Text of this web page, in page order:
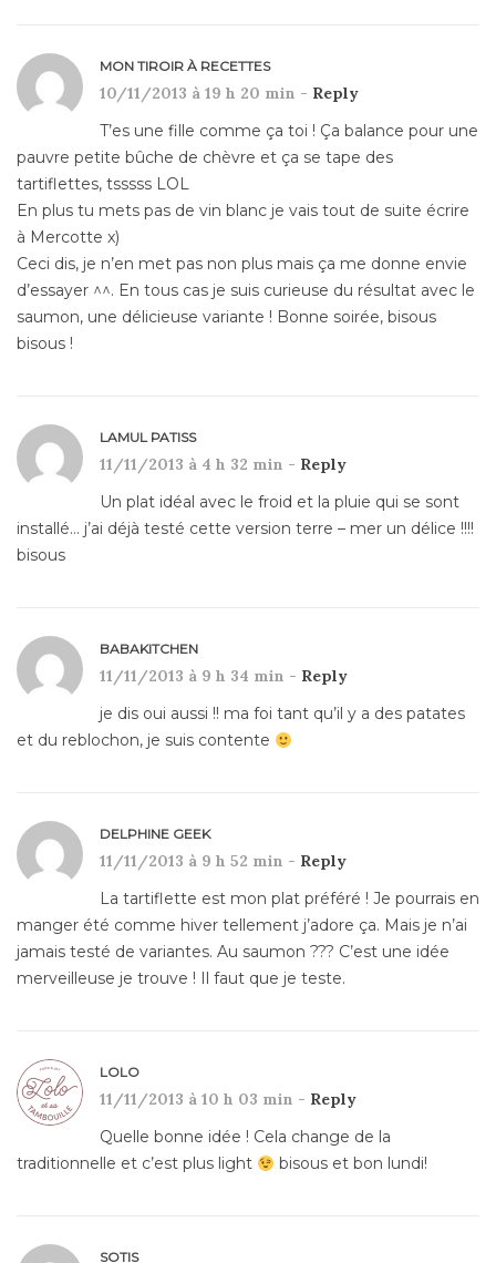
MON TIROIR À RECETTES
10/11/2013 à 19 h 20 min - Reply
T’es une fille comme ça toi ! Ça balance pour une
pauvre petite bûche de chèvre et ça se tape des
tartiflettes, tsssss LOL
En plus tu mets pas de vin blanc je vais tout de suite écrire
à Mercotte x)
Ceci dis, je n’en met pas non plus mais ça me donne envie
d’essayer ^^. En tous cas je suis curieuse du résultat avec le
saumon, une délicieuse variante ! Bonne soirée, bisous
bisous !
LAMUL PATISS
11/11/2013 à 4 h 32 min - Reply
Un plat idéal avec le froid et la pluie qui se sont
installé… j’ai déjà testé cette version terre – mer un délice !!!!
bisous
BABAKITCHEN
11/11/2013 à 9 h 34 min - Reply
je dis oui aussi !! ma foi tant qu’il y a des patates
et du reblochon, je suis contente
DELPHINE GEEK
11/11/2013 à 9 h 52 min - Reply
La tartiflette est mon plat préféré ! Je pourrais en
manger été comme hiver tellement j’adore ça. Mais je n’ai
jamais testé de variantes. Au saumon ??? C’est une idée
merveilleuse je trouve ! Il faut que je teste.
LOLO
11/11/2013 à 10 h 03 min - Reply
Quelle bonne idée ! Cela change de la
traditionnelle et c’est plus light
bisous et bon lundi!
SOTIS